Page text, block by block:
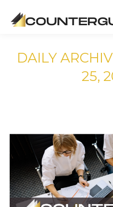
DAILY
25,